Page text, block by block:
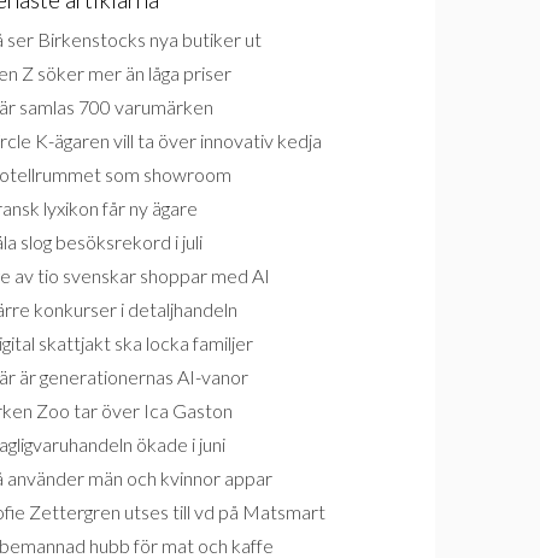
ser Birkenstocks nya butiker ut
Z söker mer än låga priser
samlas 700 varumärken
K-ägaren vill ta över innovativ kedja
som showroom
lyxikon får ny ägare
slog besöksrekord i juli
av tio svenskar shoppar med AI
konkurser i detaljhandeln
skattjakt ska locka familjer
är generationernas AI-vanor
Zoo tar över Ica Gaston
ökade i juni
använder män och kvinnor appar
Zettergren utses till vd på Matsmart
hubb för mat och kaffe